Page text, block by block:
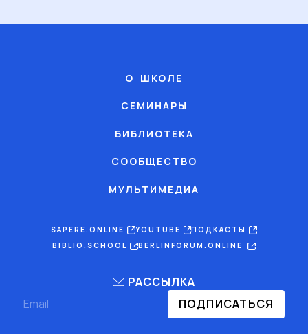
О ШКОЛЕ
СЕМИНАРЫ
БИБЛИОТЕКА
СООБЩЕСТВО
МУЛЬТИМЕДИА
SAPERE.ONLINE YOUTUBE
ПОДКАСТЫ
BIBLIO.SCHOOL
BERLINFORUM.ONLINE
РАССЫЛКА
ПОДПИСАТЬСЯ